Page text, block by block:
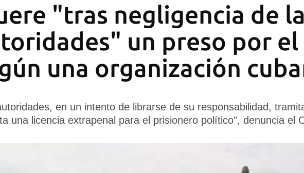
"tras negligencia de
un preso por el
una organización
en un intento de librarse de su responsabilidad,
una licencia extrapenal para el prisionero político", denuncia el